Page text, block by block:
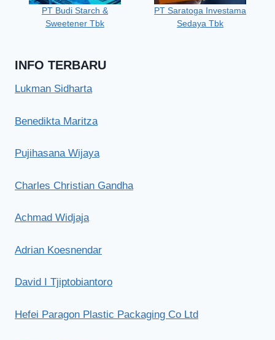
PT Budi Starch &
Sweetener Tbk
PT Saratoga Investama
Sedaya Tbk
INFO TERBARU
Lukman Sidharta
Benedikta Maritza
Pujihasana Wijaya
Charles Christian Gandha
Achmad Widjaja
Adrian Koesnendar
David I Tjiptobiantoro
Hefei Paragon Plastic Packaging Co Ltd